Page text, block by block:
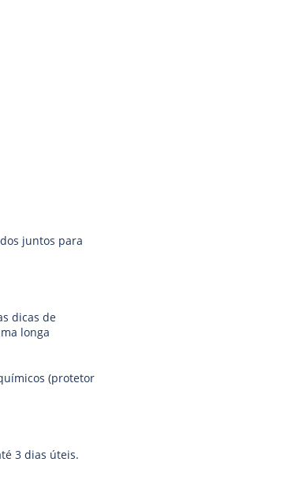
juntos para
dicas de
longa
(protetor
3 dias úteis.